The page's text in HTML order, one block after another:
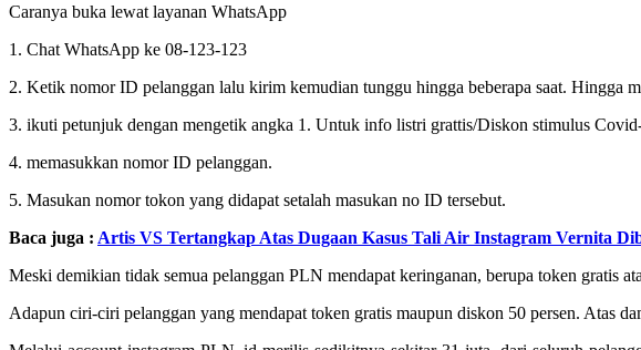
Caranya buka lewat layanan WhatsApp
1. Chat WhatsApp ke 08-123-123
2. Ketik nomor ID pelanggan lalu kirim kemudian tunggu hingga beberapa saat. Hingga
3. ikuti petunjuk dengan mengetik angka 1. Untuk info listri grattis/Diskon stimulus
4. memasukkan nomor ID pelanggan.
5. Masukan nomor tokon yang didapat setalah masukan no ID tersebut.
Baca juga : Artis VS Tertangkap Atas Dugaan Kasus Tali Air Instagram Vernita
Meski demikian tidak semua pelanggan PLN mendapat keringanan, berupa token gratis
Adapun ciri-ciri pelanggan yang mendapat token gratis maupun diskon 50 persen. Atas